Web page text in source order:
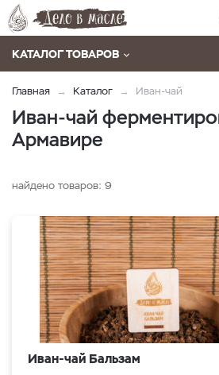
КАТАЛОГ ТОВАРОВ
Главная Каталог Иван-чай
Иван-чай
Армавире
найдено товаров: 9
Иван-чай Бальзам